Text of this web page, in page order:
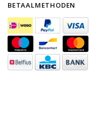
BETAALMETHODEN